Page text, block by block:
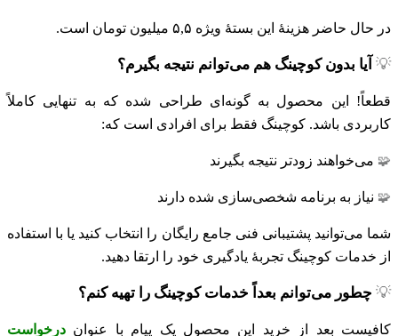
در حال حاضر هزینهٔ این بستهٔ ویژه ۵,۵ میلیون تومان است.
💡 آیا بدون کوچینگ هم می‌توانم نتیجه بگیرم؟
قطعاً! این محصول به گونه‌ای طراحی شده که به تنهایی کاملاً
کاربردی باشد. کوچینگ فقط برای افرادی است که:
🧩 می‌خواهند زودتر نتیجه بگیرند
🧩 نیاز به برنامه شخصی‌سازی شده دارند
شما می‌توانید پشتیبانی فنی جامع رایگان را انتخاب کنید یا با استفاده
از خدمات کوچینگ تجربهٔ یادگیری خود را ارتقا دهید.
💡 چطور می‌توانم بعداً خدمات کوچینگ را تهیه کنم؟
کافیست بعد از خرید این محصول یک پیام با عنوان درخواست